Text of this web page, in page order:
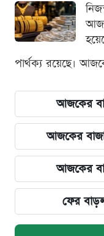
পার্থক্য রয়েছে।
আজকের
আজকের
আজকের
ফের